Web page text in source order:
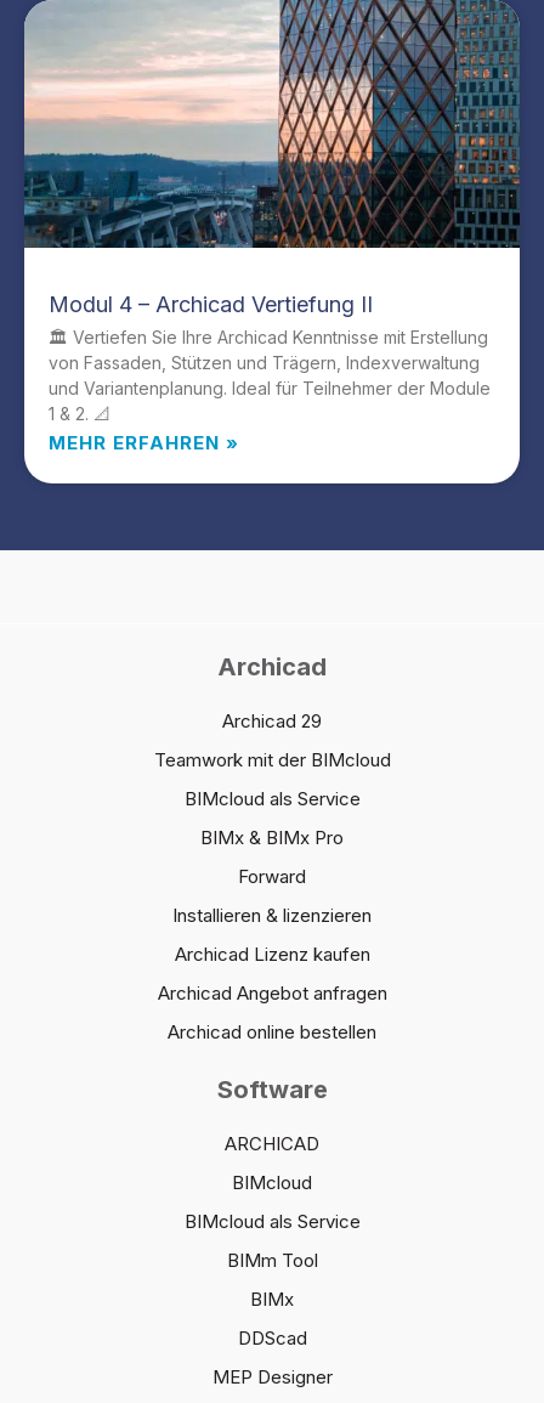
Modul 4 – Archicad Vertiefung II
🏛️ Vertiefen Sie Ihre Archicad Kenntnisse mit Erstellung
von Fassaden, Stützen und Trägern, Indexverwaltung
und Variantenplanung. Ideal für Teilnehmer der Module
1 & 2. 📐
MEHR ERFAHREN »
Archicad
Archicad 29
Teamwork mit der BIMcloud
BIMcloud als Service
BIMx & BIMx Pro
Forward
Installieren & lizenzieren
Archicad Lizenz kaufen
Archicad Angebot anfragen
Archicad online bestellen
Software
ARCHICAD
BIMcloud
BIMcloud als Service
BIMm Tool
BIMx
DDScad
MEP Designer